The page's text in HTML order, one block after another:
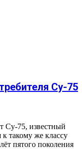
Су-75
Су-75, известный
такому же классу
пятого поколения